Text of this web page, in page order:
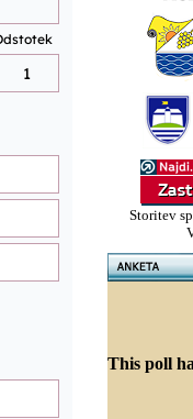
Storitev
This poll